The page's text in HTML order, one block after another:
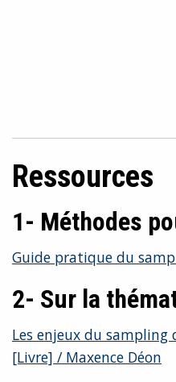
Ressources
1- Méthodes
Guide pratique du
2- Sur la
Les enjeux du
[Livre] / Maxence Déon